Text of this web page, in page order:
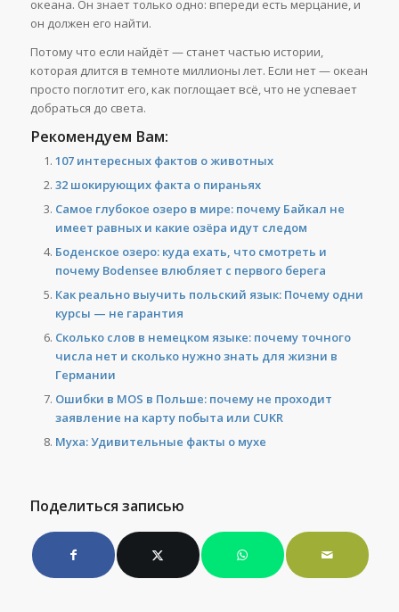
океана. Он знает только одно: впереди есть мерцание, и
он должен его найти.
Потому что если найдёт — станет частью истории,
которая длится в темноте миллионы лет. Если нет — океан
просто поглотит его, как поглощает всё, что не успевает
добраться до света.
Рекомендуем Вам:
107 интересных фактов о животных
32 шокирующих факта о пираньях
Самое глубокое озеро в мире: почему Байкал не
имеет равных и какие озёра идут следом
Боденское озеро: куда ехать, что смотреть и
почему Bodensee влюбляет с первого берега
Как реально выучить польский язык: Почему одни
курсы — не гарантия
Сколько слов в немецком языке: почему точного
числа нет и сколько нужно знать для жизни в
Германии
Ошибки в MOS в Польше: почему не проходит
заявление на карту побыта или CUKR
Муха: Удивительные факты о мухе
Поделиться записью